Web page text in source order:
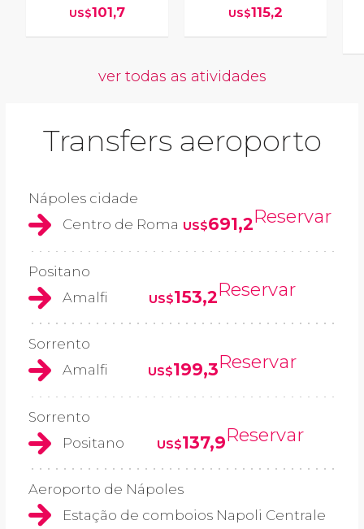
US$101,7
US$115,2
ver todas as atividades
Transfers aeroporto
Nápoles cidade
Centro de Roma US$691,2Reservar
Positano
Amalfi
US$153,2Reservar
Sorrento
Amalfi
US$199,3Reservar
Sorrento
Positano
US$137,9Reservar
Aeroporto de Nápoles
Estação de comboios Napoli Centrale